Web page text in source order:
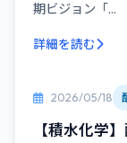
期ビジョン「...
詳細を読む
2026/05/18
【積水化学